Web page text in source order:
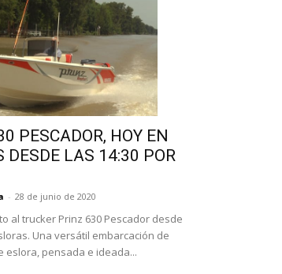
PESCADOR, HOY EN
DESDE LAS 14:30 POR
- 28 de junio de 2020
al trucker Prinz 630 Pescador desde
Una versátil embarcación de
eslora, pensada e ideada...